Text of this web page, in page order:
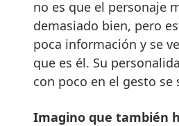
no es que el personaje
demasiado bien, pero
poca información y se
que es él. Su
con poco en el gesto se
Imagino que también